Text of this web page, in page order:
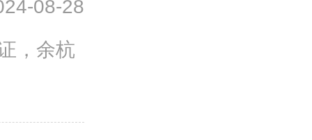
08-28
，余杭